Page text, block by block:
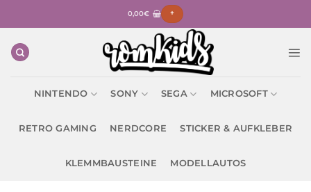
0,00€ +
NINTENDO SONY SEGA MICROSOFT
RETRO GAMING NERDCORE STICKER & AUFKLEBER
KLEMMBAUSTEINE MODELLAUTOS